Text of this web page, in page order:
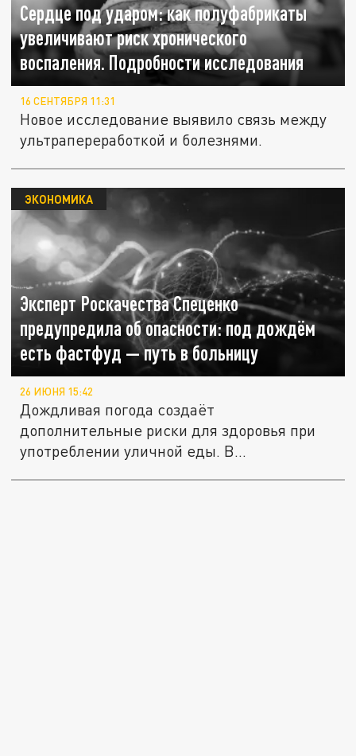
Сердце под ударом: как полуфабрикаты
увеличивают риск хронического
воспаления. Подробности исследования
16 СЕНТЯБРЯ 11:31
Новое исследование выявило связь между
ультрапереработкой и болезнями.
Эксперт Роскачества Спеценко
предупредила об опасности: под дождём
есть фастфуд — путь в больницу
ЭКОНОМИКА
26 ИЮНЯ 15:42
Дождливая погода создаёт
дополнительные риски для здоровья при
употреблении уличной еды. В